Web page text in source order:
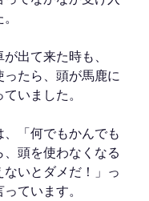
出て来た時も、
ったら、頭が馬鹿に
いました。
「何でもかんでも
頭を使わなくなる
いとダメだ！」っ
ています。